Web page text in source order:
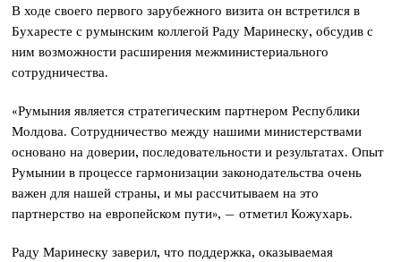
В ходе своего первого зарубежного визита он встретился в
Бухаресте с румынским коллегой Раду Маринеску, обсудив с
ним возможности расширения межминистериального
сотрудничества.
«Румыния является стратегическим партнером Республики
Молдова. Сотрудничество между нашими министерствами
основано на доверии, последовательности и результатах. Опыт
Румынии в процессе гармонизации законодательства очень
важен для нашей страны, и мы рассчитываем на это
партнерство на европейском пути», – отметил Кожухарь.
Раду Маринеску заверил, что поддержка, оказываемая